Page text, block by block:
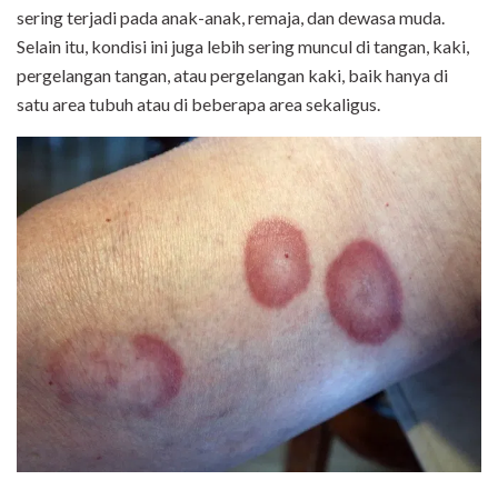
sering terjadi pada anak-anak, remaja, dan dewasa muda.
Selain itu, kondisi ini juga lebih sering muncul di tangan, kaki,
pergelangan tangan, atau pergelangan kaki, baik hanya di
satu area tubuh atau di beberapa area sekaligus.